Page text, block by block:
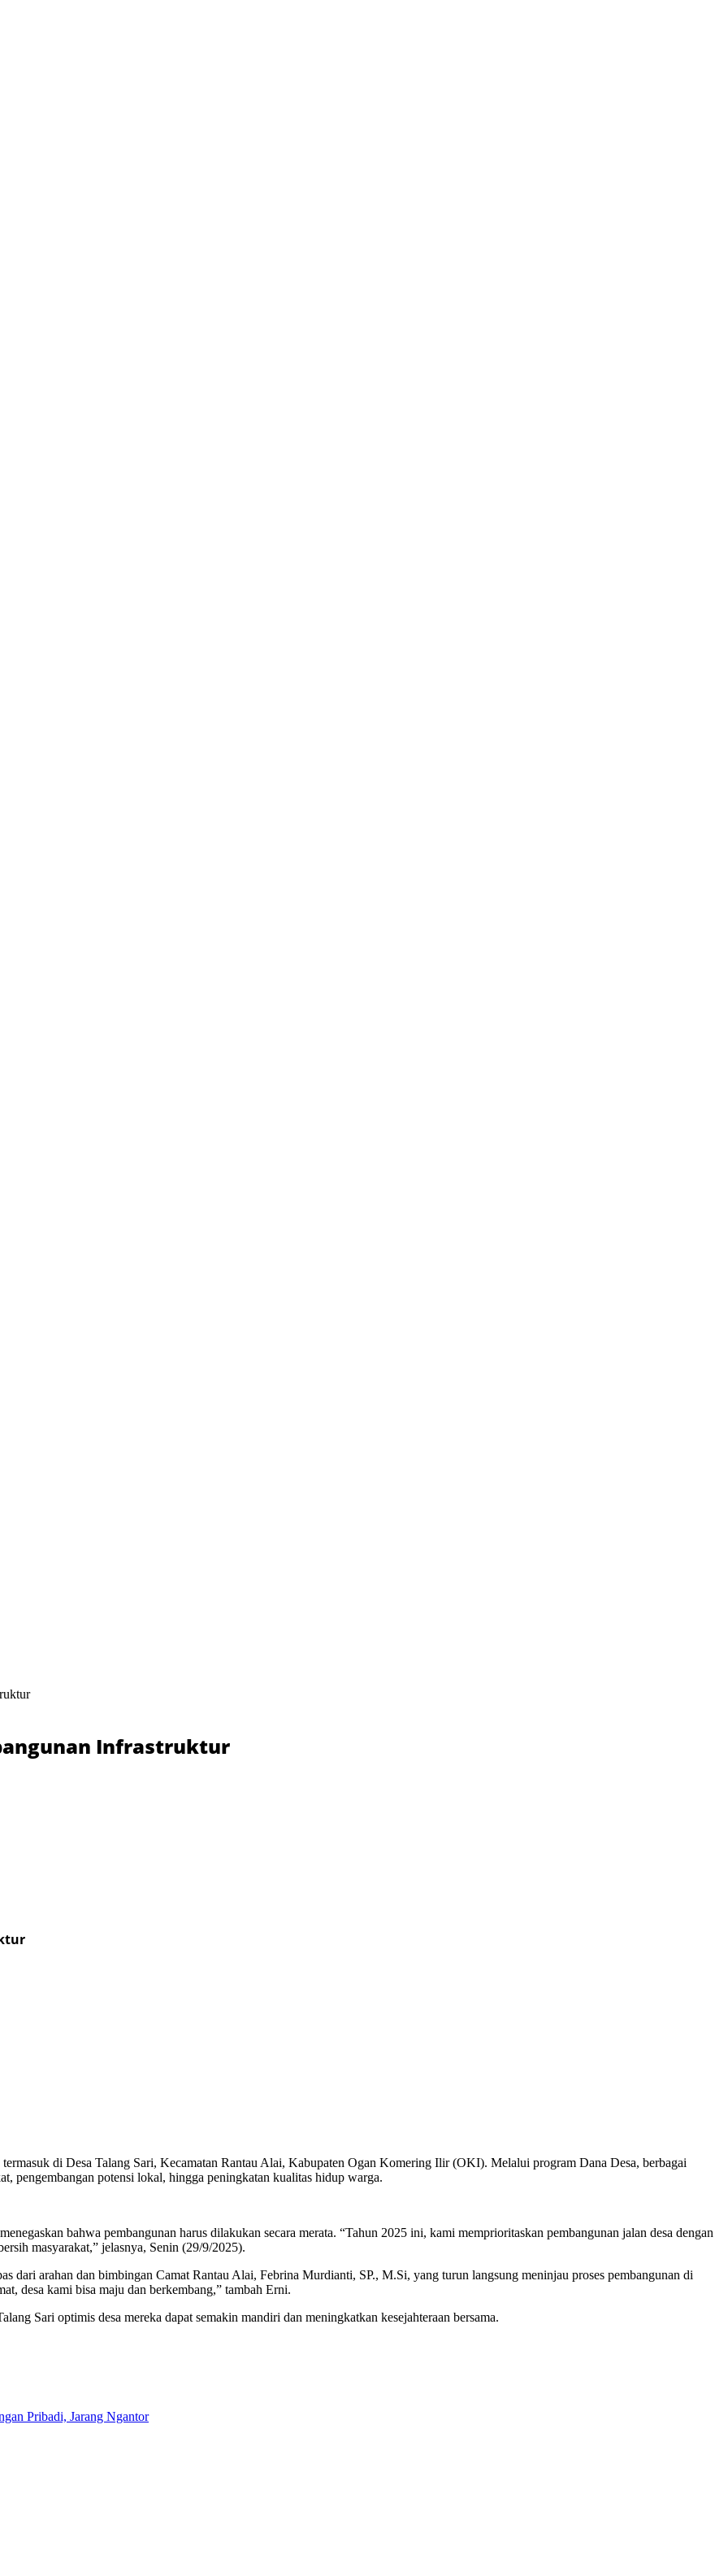
Infrastruktur
di Desa Talang Sari, Kecamatan Rantau Alai, Kabupaten Ogan Komering Ilir (OKI). Melalui program Dana Desa, berbagai
pengembangan potensi lokal, hingga peningkatan kualitas hidup warga.
bahwa pembangunan harus dilakukan secara merata. “Tahun 2025 ini, kami memprioritaskan pembangunan jalan desa dengan
masyarakat,” jelasnya, Senin (29/9/2025).
dari arahan dan bimbingan Camat Rantau Alai, Febrina Murdianti, SP., M.Si, yang turun langsung meninjau proses pembangunan di
desa kami bisa maju dan berkembang,” tambah Erni.
Sari optimis desa mereka dapat semakin mandiri dan meningkatkan kesejahteraan bersama.
Pribadi, Jarang Ngantor